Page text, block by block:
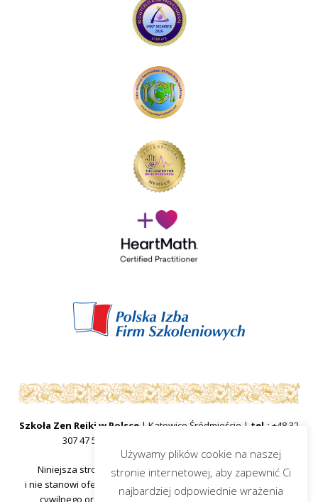
Szkoła Zen Reiki w Polsce | Katowice Śródmieście | tel.: +48 32
307 47 57
Niniejsza strona internetowa ma charakter informacyjny
i nie stanowi oferty handlowej w rozumieniu art.66 §1 kodeksu
Używamy plików cookie na naszej
stronie internetowej, aby zapewnić Ci
najbardziej odpowiednie wrażenia